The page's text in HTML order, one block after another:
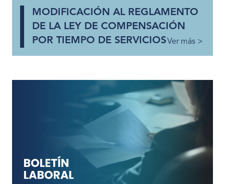
MODIFICACIÓN AL REGLAMENTO
DE LA LEY DE COMPENSACIÓN
POR TIEMPO DE SERVICIOSVer más >